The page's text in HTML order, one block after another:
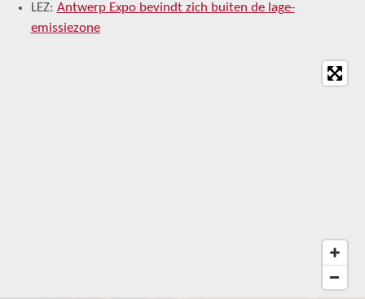
LEZ: Antwerp Expo bevindt zich buiten de lage-
emissiezone